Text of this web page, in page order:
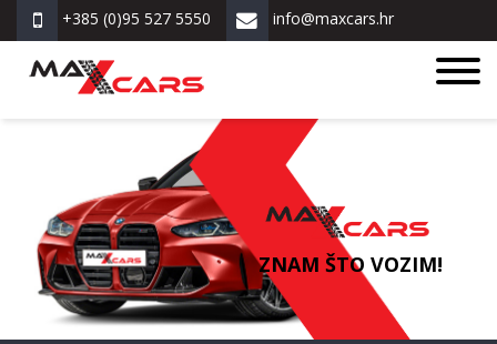
+385 (0)95 527 5550 info@maxcars.hr
ZNAM ŠTO VOZIM!